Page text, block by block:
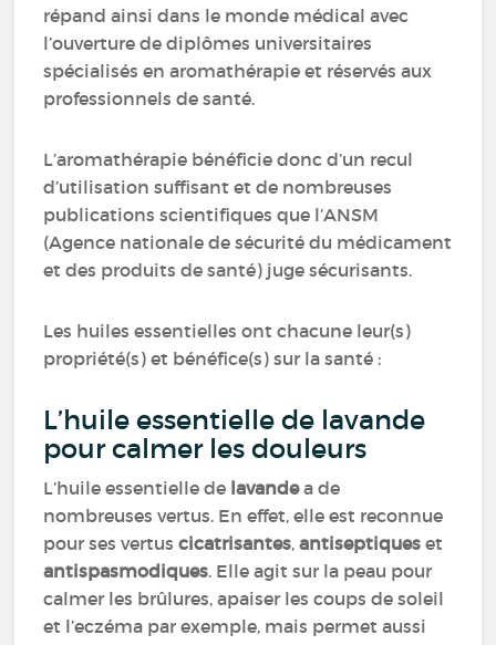
répand ainsi dans le monde médical avec
l’ouverture de diplômes universitaires
spécialisés en aromathérapie et réservés aux
professionnels de santé.
L’aromathérapie bénéficie donc d’un recul
d’utilisation suffisant et de nombreuses
publications scientifiques que l’ANSM
(Agence nationale de sécurité du médicament
et des produits de santé) juge sécurisants.
Les huiles essentielles ont chacune leur(s)
propriété(s) et bénéfice(s) sur la santé :
L’huile essentielle de lavande
pour calmer les douleurs
L’huile essentielle de lavandea de
nombreuses vertus. En effet, elle est reconnue
pour ses vertuscicatrisantes,antiseptiqueset
antispasmodiques. Elle agit sur la peau pour
calmer les brûlures, apaiser les coups de soleil
et l’eczéma par exemple, mais permet aussi